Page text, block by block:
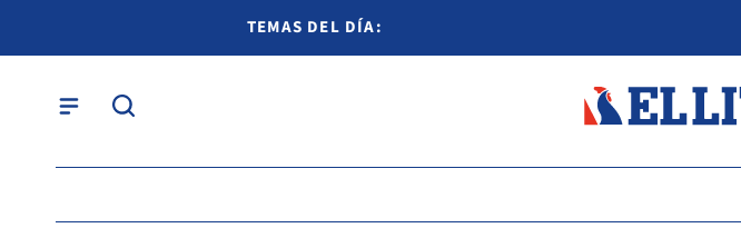
TEMAS DEL DÍA: